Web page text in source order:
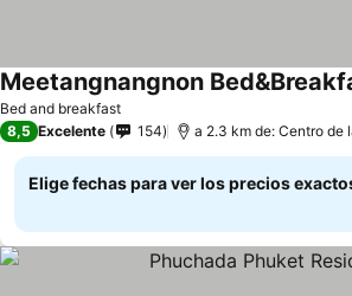
Bed and breakfast
Meetangnangnon
8,5 Excelente 154 a 2.3 km de: Centro de
Elige fechas para ver los precios